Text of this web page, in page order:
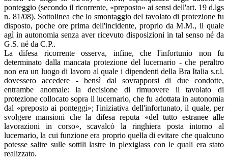
ponteggio (secondo il ricorrente, «preposto» ai sensi dell'art. 19 d.lgs
n. 81/08). Sottolinea che lo smontaggio del tavolato di protezione fu
disposto, poche ore prima dell'incidente, proprio da M.M., il quale
agì in autonomia senza aver ricevuto disposizioni in tal senso né da
G.S. né da C.P..
La difesa ricorrente osserva, infine, che l'infortunio non fu
determinato dalla mancata protezione del lucernario - che peraltro
non era un luogo di lavoro al quale i dipendenti della Bra Italia s.r.l.
dovessero accedere - bensì dal sovrapporsi di due condotte,
entrambe anomale: la decisione di rimuovere il tavolato di
protezione collocato sopra il lucernario, che fu adottata in autonomia
dal «preposto ai ponteggi»; l'iniziativa dell'infortunato, il quale, per
svolgere mansioni che la difesa reputa «del tutto estranee alle
lavorazioni in corso», scavalcò la ringhiera posta intorno al
lucernario, la cui funzione era proprio quella di evitare che qualcuno
potesse salire sulle sottili lastre in plexiglass con le quali era stato
realizzato.